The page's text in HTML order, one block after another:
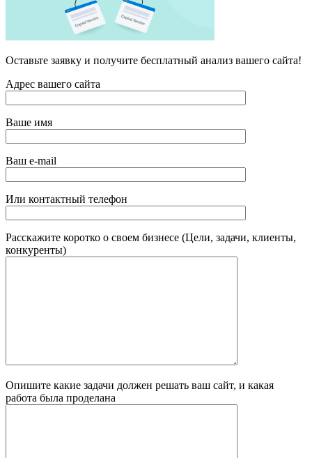
Оставьте заявку и получите бесплатный анализ вашего сайта!
Адрес вашего сайта
Ваше имя
Ваш e-mail
Или контактный телефон
Расскажите коротко о своем бизнесе (Цели, задачи, клиенты,
конкуренты)
Опишите какие задачи должен решать ваш сайт, и какая
работа была проделана